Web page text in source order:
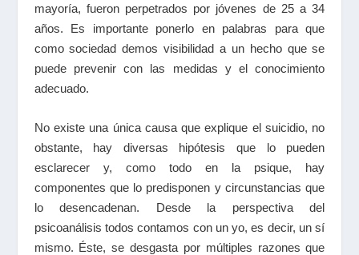
mayoría, fueron perpetrados por jóvenes de 25 a 34
años. Es importante ponerlo en palabras para que
como sociedad demos visibilidad a un hecho que se
puede prevenir con las medidas y el conocimiento
adecuado.
No existe una única causa que explique el suicidio, no
obstante, hay diversas hipótesis que lo pueden
esclarecer y, como todo en la psique, hay
componentes que lo predisponen y circunstancias que
lo desencadenan. Desde la perspectiva del
psicoanálisis todos contamos con un yo, es decir, un sí
mismo. Éste, se desgasta por múltiples razones que